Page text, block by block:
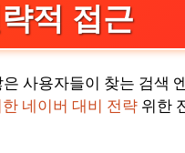
적 접근
사용자들이 찾는 검색
네이버 대비 전략 위한